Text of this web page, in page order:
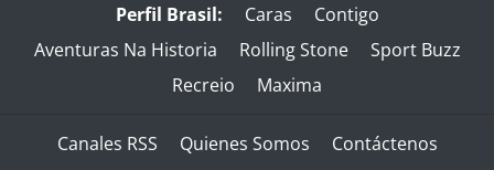
Perfil Brasil: Caras
Contigo
Aventuras Na Historia
Rolling Stone
Sport Buzz
Recreio
Maxima
Canales RSS Quienes Somos
Contáctenos